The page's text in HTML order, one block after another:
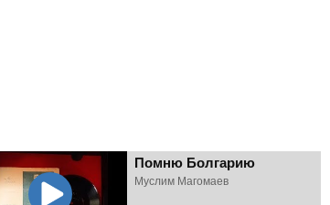
Помню Болгарию
Муслим Магомаев